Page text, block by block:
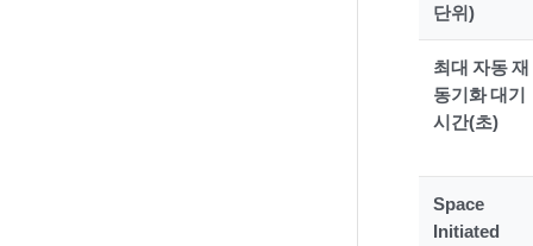
단위)
최대 자동 재
동기화 대기
시간(초)
Space
Initiated